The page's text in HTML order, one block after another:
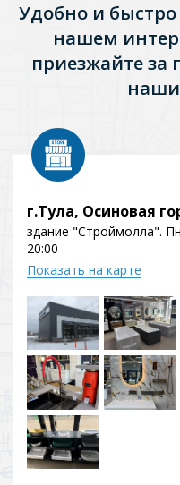
Удобно и
нашем
приезжайте за
г.Тула, Осиновая
здание "Строймолла".
20:00
Показать на карте